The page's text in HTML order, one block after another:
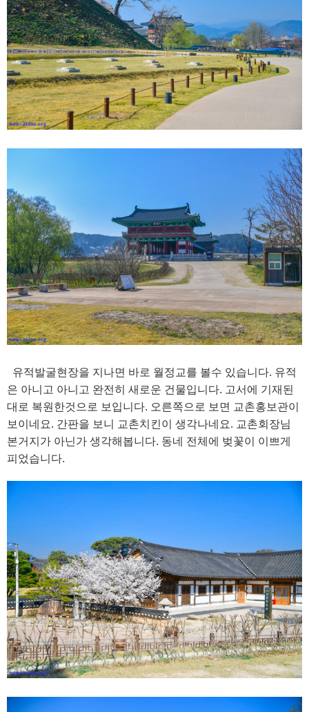
유적발굴현장을 지나면 바로 월정교를 볼수 있습니다. 유적
은 아니고 아니고 완전히 새로운 건물입니다. 고서에 기재된
대로 복원한것으로 보입니다. 오른쪽으로 보면 교촌홍보관이
보이네요. 간판을 보니 교촌치킨이 생각나네요. 교촌회장님
본거지가 아닌가 생각해봅니다. 동네 전체에 벚꽃이 이쁘게
피었습니다.